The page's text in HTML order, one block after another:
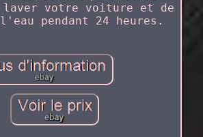
votre voiture et de
pendant 24 heures.